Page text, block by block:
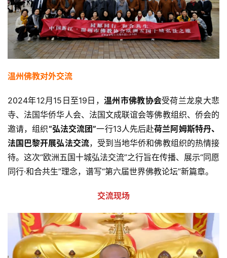
温州佛教对外交流
2024年12月15日至19日，温州市佛教协会受荷兰龙泉大悲
寺、法国华侨华人会、法国文成联谊会等佛教组织、侨会的
邀请，组织“弘法交流团”一行13人先后赴荷兰阿姆斯特丹、
法国巴黎开展弘法交流，受到当地华侨和佛教组织的热情接
待。这次“欧洲五国十城弘法交流”之行旨在传播、展示“同愿
同行·和合共生”理念，谱写“第六届世界佛教论坛”新篇章。
交流现场